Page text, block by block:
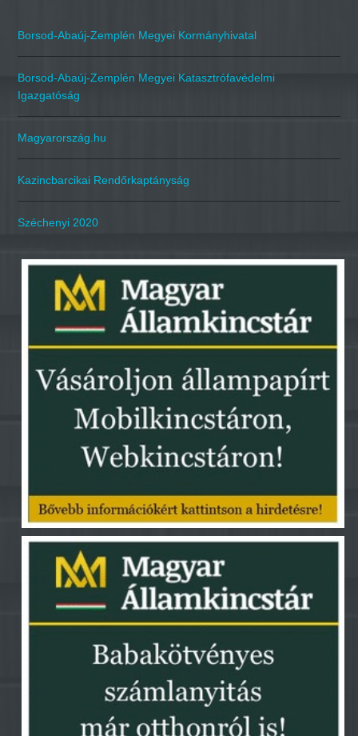
Borsod-Abaúj-Zemplén Megyei Kormányhivatal
Borsod-Abaúj-Zemplén Megyei Katasztrófavédelmi
Igazgatóság
Magyarország.hu
Kazincbarcikai Rendőrkaptányság
Széchenyi 2020